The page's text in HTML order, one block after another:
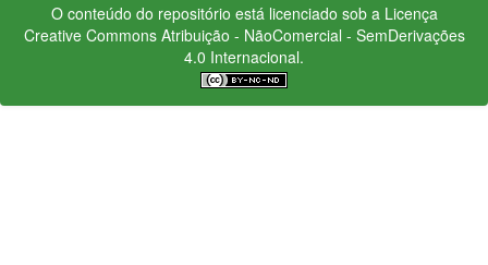
O conteúdo do repositório está licenciado sob a Licença
Creative CommonsAtribuição - NãoComercial - SemDerivações
4.0 Internacional.